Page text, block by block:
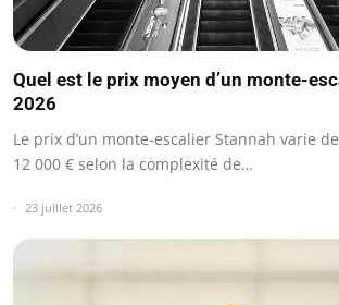
Quel est le prix moyen d’un monte-
2026
Le prix d’un monte-escalier Stannah varie
12 000 € selon la complexité de…
23 juillet 2026